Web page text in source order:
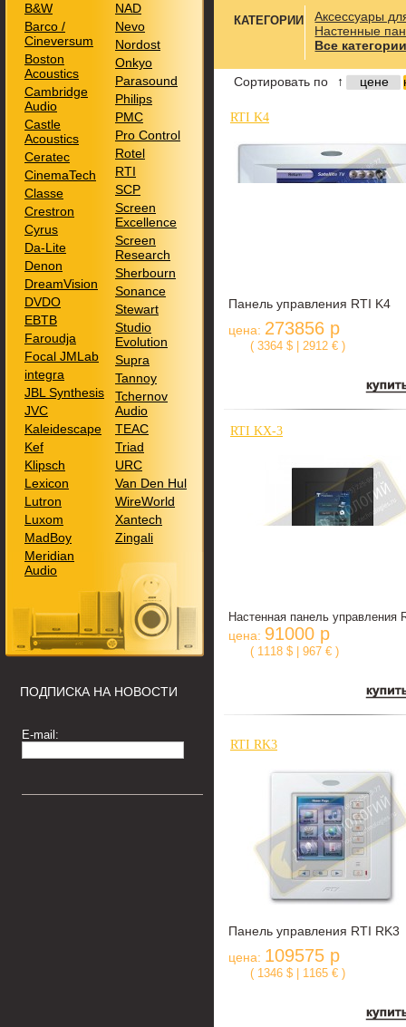
КАТЕГОРИИ
Аксессуары
Настенные
Все
Сортировать по ↑ цене
RTI K4
Панель управления RTI K4
цена: 273856 р
( 3364 $ | 2912 € )
RTI KX-3
Настенная панель управления
цена: 91000 р
( 1118 $ | 967 € )
RTI RK3
Панель управления RTI RK3
цена: 109575 р
( 1346 $ | 1165 € )
B&W
Barco /
Cineversum
Boston
Acoustics
Cambridge
Audio
Castle
Acoustics
Ceratec
CinemaTech
Classe
Crestron
Cyrus
Da-Lite
Denon
DreamVision
DVDO
EBTB
Faroudja
Focal JMLab
integra
JBL Synthesis
JVC
Kaleidescape
Kef
Klipsch
Lexicon
Lutron
Luxom
MadBoy
Meridian
Audio
NAD
Nevo
Nordost
Onkyo
Parasound
Philips
PMC
Pro Control
Rotel
RTI
SCP
Screen
Excellence
Screen
Research
Sherbourn
Sonance
Stewart
Studio
Evolution
Supra
Tannoy
Tchernov
Audio
TEAC
Triad
URC
Van Den Hul
WireWorld
Xantech
Zingali
ПОДПИСКА НА НОВОСТИ
E-mail: